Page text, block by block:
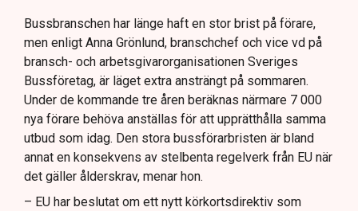
Bussbranschen har länge haft en stor brist på förare,
men enligt Anna Grönlund, branschchef och vice vd på
bransch- och arbetsgivarorganisationen Sveriges
Bussföretag, är läget extra ansträngt på sommaren.
Under de kommande tre åren beräknas närmare 7 000
nya förare behöva anställas för att upprätthålla samma
utbud som idag. Den stora bussförarbristen är bland
annat en konsekvens av stelbenta regelverk från EU när
det gäller ålderskrav, menar hon.
– EU har beslutat om ett nytt körkortsdirektiv som